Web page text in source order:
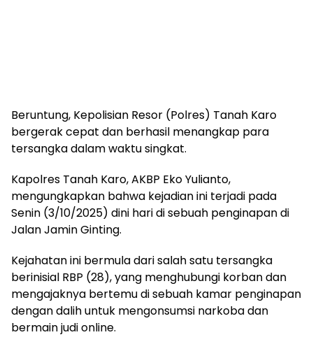
Beruntung, Kepolisian Resor (Polres) Tanah Karo
bergerak cepat dan berhasil menangkap para
tersangka dalam waktu singkat.
Kapolres Tanah Karo, AKBP Eko Yulianto,
mengungkapkan bahwa kejadian ini terjadi pada
Senin (3/10/2025) dini hari di sebuah penginapan di
Jalan Jamin Ginting.
Kejahatan ini bermula dari salah satu tersangka
berinisial RBP (28), yang menghubungi korban dan
mengajaknya bertemu di sebuah kamar penginapan
dengan dalih untuk mengonsumsi narkoba dan
bermain judi online.